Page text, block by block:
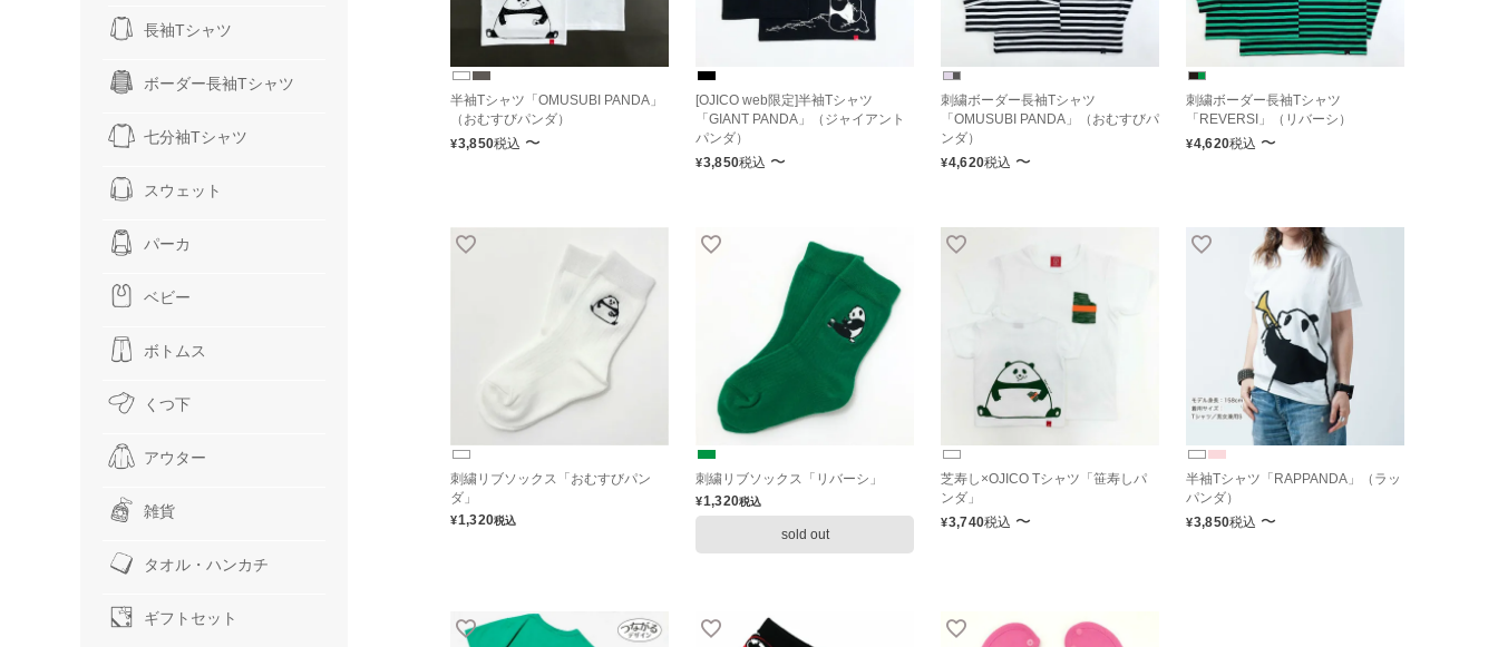
長袖Tシャツ
ボーダー長袖Tシャツ
七分袖Tシャツ
スウェット
パーカ
ベビー
ボトムス
くつ下
アウター
雑貨
タオル・ハンカチ
ギフトセット
半袖Tシャツ「OMUSUBI PANDA」
（おむすびパンダ）
¥3,850税込 〜
[OJICO web限定]半袖Tシャツ
「GIANT PANDA」（ジャイアント
パンダ）
¥3,850税込 〜
刺繍ボーダー長袖Tシャツ
「OMUSUBI PANDA」（おむすびパ
ンダ）
¥4,620税込 〜
刺繍ボーダー長袖Tシャツ
「REVERSI」（リバーシ）
¥4,620税込 〜
刺繍リブソックス「おむすびパン
ダ」
¥1,320税込
刺繍リブソックス「リバーシ」
¥1,320税込
sold out
芝寿し×OJICO Tシャツ「笹寿しパ
ンダ」
¥3,740税込 〜
半袖Tシャツ「RAPPANDA」（ラッ
パンダ）
¥3,850税込 〜